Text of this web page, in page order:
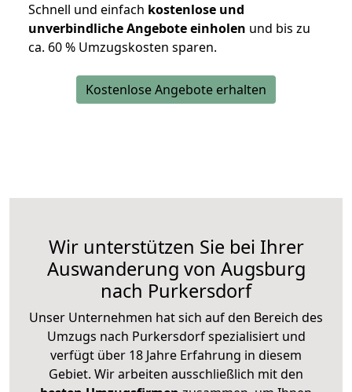
Schnell und einfach kostenlose und
unverbindliche Angebote einholen und bis zu
ca. 60 % Umzugskosten sparen.
Kostenlose Angebote erhalten
Wir unterstützen Sie bei Ihrer
Auswanderung von Augsburg
nach Purkersdorf
Unser Unternehmen hat sich auf den Bereich des
Umzugs nach Purkersdorf spezialisiert und
verfügt über 18 Jahre Erfahrung in diesem
Gebiet. Wir arbeiten ausschließlich mit den